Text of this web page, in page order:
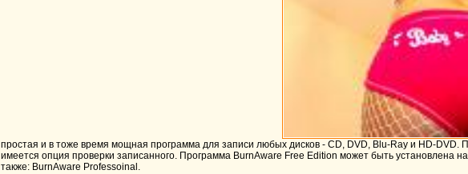
простая и в тоже время мощная программа для записи любых дисков - CD, DVD, Blu-Ray и HD-
имеетcя опция проверки записанного. Программа BurnAware Free Edition может быть установлена
также: BurnAware Professoinal.